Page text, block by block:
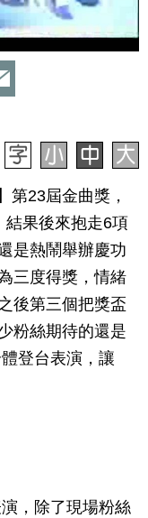
第23屆金曲獎，
結果後來抱走6項
是熱鬧舉辦慶功
三度得獎，情緒
後第三個把獎盃
粉絲期待的還是
登台表演，讓
，除了現場粉絲